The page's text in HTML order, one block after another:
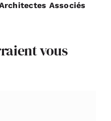
Associés
vous